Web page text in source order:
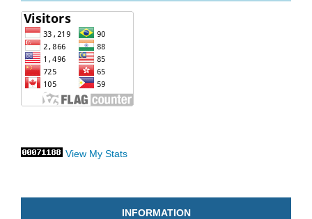
View My Stats
INFORMATION